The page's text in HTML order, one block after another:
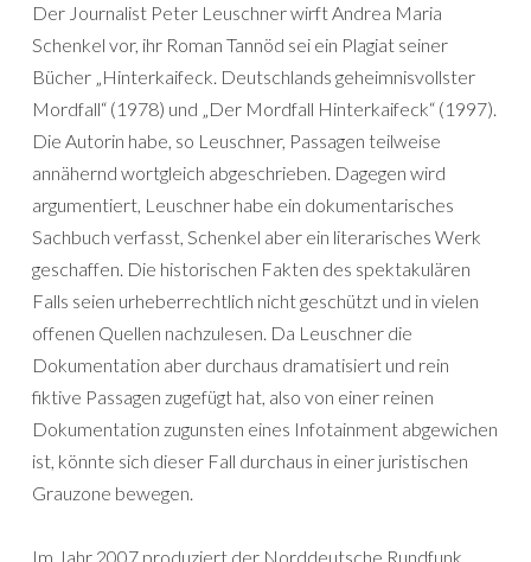
Der Journalist Peter Leuschner wirft Andrea Maria
Schenkel vor, ihr Roman Tannöd sei ein Plagiat seiner
Bücher „Hinterkaifeck. Deutschlands geheimnisvollster
Mordfall“ (1978) und „Der Mordfall Hinterkaifeck“ (1997).
Die Autorin habe, so Leuschner, Passagen teilweise
annähernd wortgleich abgeschrieben. Dagegen wird
argumentiert, Leuschner habe ein dokumentarisches
Sachbuch verfasst, Schenkel aber ein literarisches Werk
geschaffen. Die historischen Fakten des spektakulären
Falls seien urheberrechtlich nicht geschützt und in vielen
offenen Quellen nachzulesen. Da Leuschner die
Dokumentation aber durchaus dramatisiert und rein
fiktive Passagen zugefügt hat, also von einer reinen
Dokumentation zugunsten eines Infotainment abgewichen
ist, könnte sich dieser Fall durchaus in einer juristischen
Grauzone bewegen.
Im Jahr 2007 produziert der Norddeutsche Rundfunk